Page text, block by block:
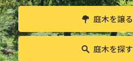
庭木を譲る
庭木を探す